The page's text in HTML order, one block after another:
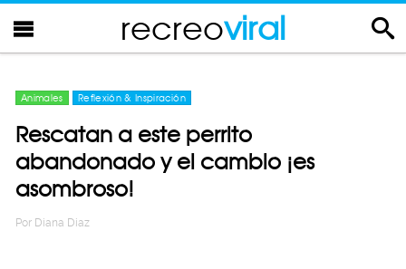
recreoviral
Animales Reflexión & Inspiración
Rescatan a este perrito
abandonado y el cambio ¡es
asombroso!
Por Diana Diaz